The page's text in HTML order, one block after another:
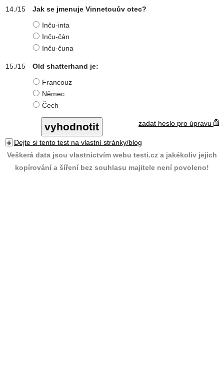
Jak se jmenuje Vinnetouův otec?
Inču-inta
Inču-čán
Inču-čuna
Old shatterhand je:
Francouz
Němec
Čech
zadat heslo pro úpravu
Dejte si tento test na vlastní stránky/blog
Veškerá data jsou vlastnictvím webu testi.cz a jakékoliv jejich
kopírování a šíření bez souhlasu majitele není povoleno!